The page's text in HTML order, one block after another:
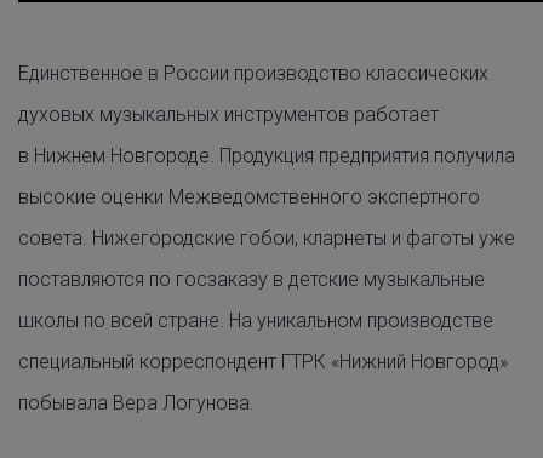
Единственное в России производство классических
духовых музыкальных инструментов работает
в Нижнем Новгороде. Продукция предприятия получила
высокие оценки Межведомственного экспертного
совета. Нижегородские гобои, кларнеты и фаготы уже
поставляются по госзаказу в детские музыкальные
школы по всей стране. На уникальном производстве
специальный корреспондент ГТРК «Нижний Новгород»
побывала Вера Логунова.